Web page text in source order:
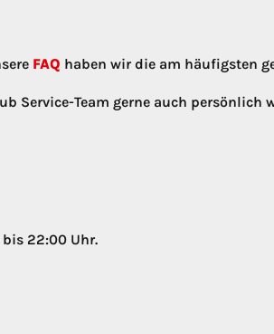
FAQ haben wir die am häufigsten
Service-Team gerne auch persönlich
22:00 Uhr.